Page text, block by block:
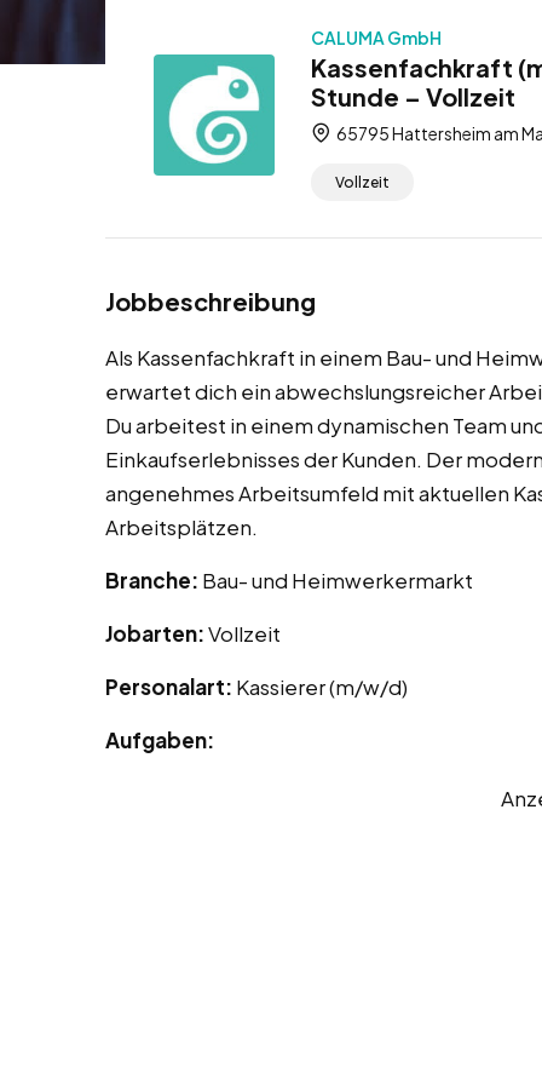
CALUMA GmbH
Kassenfachkraft
Stunde – Vollzeit
65795 Hattersheim am
Vollzeit
Jobbeschreibung
Als Kassenfachkraft in einem Bau- und
erwartet dich ein abwechslungsreicher
Du arbeitest in einem dynamischen Team
Einkaufserlebnisses der Kunden. Der
angenehmes Arbeitsumfeld mit aktuellen
Arbeitsplätzen.
Branche: Bau- und Heimwerkermarkt
Jobarten:Vollzeit
Personalart: Kassierer (m/w/d)
Aufgaben: